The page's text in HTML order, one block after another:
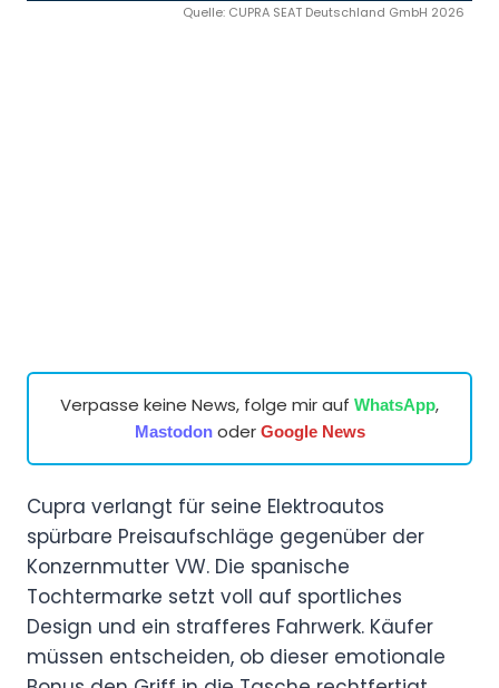
Quelle: CUPRA SEAT Deutschland GmbH 2026
Verpasse keine News, folge mir auf WhatsApp,
Mastodonoder Google News
Cupra verlangt für seine Elektroautos
spürbare Preisaufschläge gegenüber der
Konzernmutter VW. Die spanische
Tochtermarke setzt voll auf sportliches
Design und ein strafferes Fahrwerk. Käufer
müssen entscheiden, ob dieser emotionale